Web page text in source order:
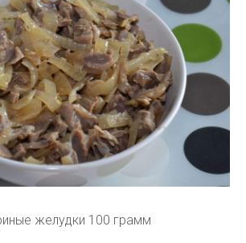
желудки 100 грамм